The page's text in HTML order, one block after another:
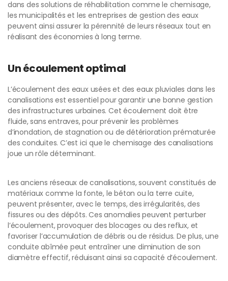
dans des solutions de réhabilitation comme le chemisage,
les municipalités et les entreprises de gestion des eaux
peuvent ainsi assurer la pérennité de leurs réseaux tout en
réalisant des économies à long terme.
Un écoulement optimal
L’écoulement des eaux usées et des eaux pluviales dans les
canalisations est essentiel pour garantir une bonne gestion
des infrastructures urbaines. Cet écoulement doit être
fluide, sans entraves, pour prévenir les problèmes
d’inondation, de stagnation ou de détérioration prématurée
des conduites. C’est ici que le chemisage des canalisations
joue un rôle déterminant.
Les anciens réseaux de canalisations, souvent constitués de
matériaux comme la fonte, le béton ou la terre cuite,
peuvent présenter, avec le temps, des irrégularités, des
fissures ou des dépôts. Ces anomalies peuvent perturber
l’écoulement, provoquer des blocages ou des reflux, et
favoriser l’accumulation de débris ou de résidus. De plus, une
conduite abîmée peut entraîner une diminution de son
diamètre effectif, réduisant ainsi sa capacité d’écoulement.